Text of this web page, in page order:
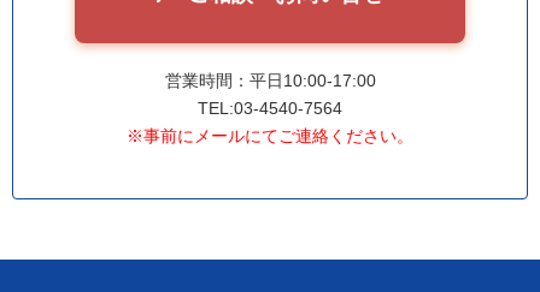
営業時間：平日10:00-17:00
TEL:03-4540-7564
※事前にメールにてご連絡ください。